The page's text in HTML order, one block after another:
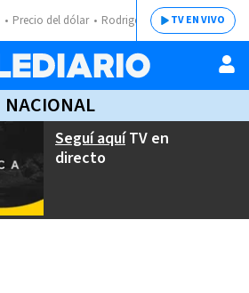
Precio del dólar Rodrigo ChavesTV EN VIVO
NACIONAL
Seguí aquíTV en
directo